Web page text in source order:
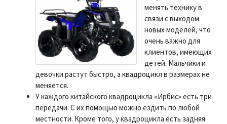
менять технику в
связи с выходом
новых моделей, что
очень важно для
клиентов, имеющих
детей. Мальчики и
девочки растут быстро, а квадроцикл в размерах не
меняется.
У каждого китайского квадроцикла «Ирбис» есть три
передачи. С их помощью можно ездить по любой
местности. Кроме того, у квадроцикла есть задняя